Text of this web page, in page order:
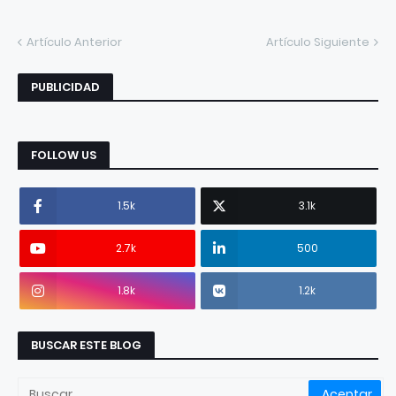
Artículo Anterior Artículo Siguiente
PUBLICIDAD
FOLLOW US
1.5k 3.1k
2.7k 500
1.8k 1.2k
BUSCAR ESTE BLOG